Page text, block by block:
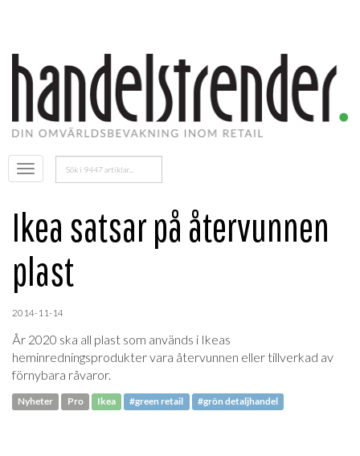
Öppna
menyn
Sök
efter:
Ikea satsar på återvunnen
plast
2014-11-14
År 2020 ska all plast som används i Ikeas
heminredningsprodukter vara återvunnen eller tillverkad av
förnybara råvaror.
Nyheter Pro Ikea #green retail #grön detaljhandel